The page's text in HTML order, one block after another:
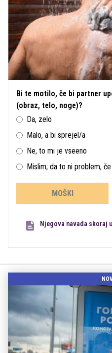
Bi te motilo, če bi partner
(obraz, telo, noge)?
Da, zelo
Malo, a bi sprejel/a
Ne, to mi je vseeno
Mislim, da to ni problem,
MOŠKI
Njegova navada skoraj